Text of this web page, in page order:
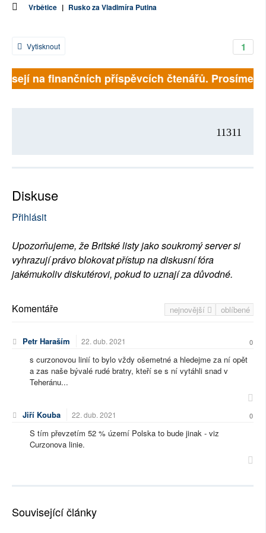
Vrbětice | Rusko za Vladimíra Putina
1
Vytisknout
na finančních příspěvcích čtenářů. Prosíme,
11311
Diskuse
Přihlásit
Upozorňujeme, že Britské listy jako soukromý server si
vyhrazují právo blokovat přístup na diskusní fóra
jakémukoliv diskutérovi, pokud to uznají za důvodné.
nejnovější oblíbené
Komentáře
Petr Haraším 22. dub. 2021 0
s curzonovou linií to bylo vždy ošemetné a hledejme za ní opět
a zas naše bývalé rudé bratry, kteří se s ní vytáhli snad v
Teheránu...
Jiří Kouba 22. dub. 2021 0
S tím převzetím 52 % území Polska to bude jinak - viz
Curzonova linie.
Související články